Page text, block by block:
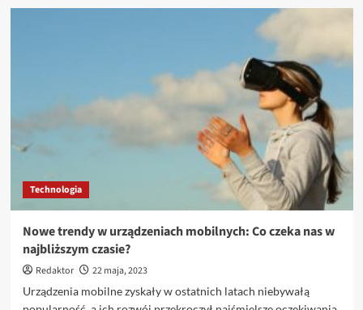
o
Technologia
Nowe trendy w urządzeniach mobilnych: Co czeka nas w
najbliższym czasie?
Redaktor
22 maja, 2023
Urządzenia mobilne zyskały w ostatnich latach niebywałą